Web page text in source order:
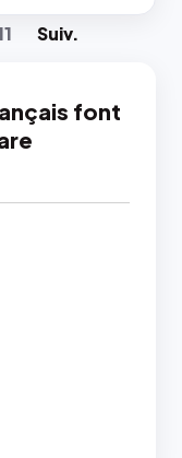
Suiv.
font